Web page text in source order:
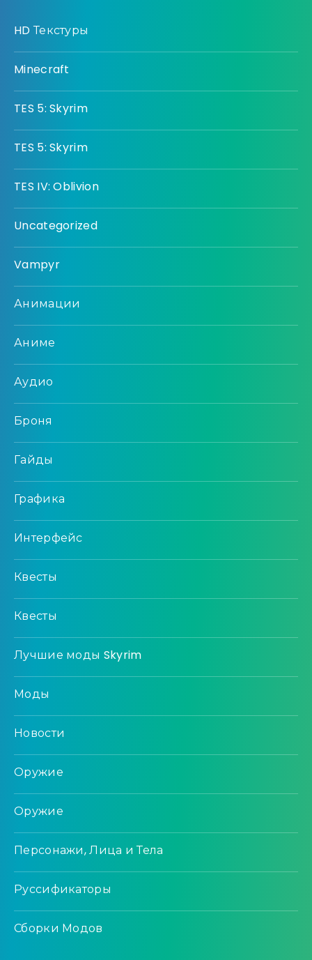
HD Текстуры
Minecraft
TES 5: Skyrim
TES 5: Skyrim
TES IV: Oblivion
Uncategorized
Vampyr
Анимации
Аниме
Аудио
Броня
Гайды
Графика
Интерфейс
Квесты
Квесты
Лучшие моды Skyrim
Моды
Новости
Оружие
Оружие
Персонажи, Лица и Тела
Руссификаторы
Сборки Модов